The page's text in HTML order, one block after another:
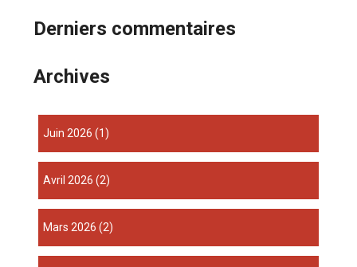
Derniers commentaires
Archives
juin 2026 (1)
avril 2026 (2)
mars 2026 (2)